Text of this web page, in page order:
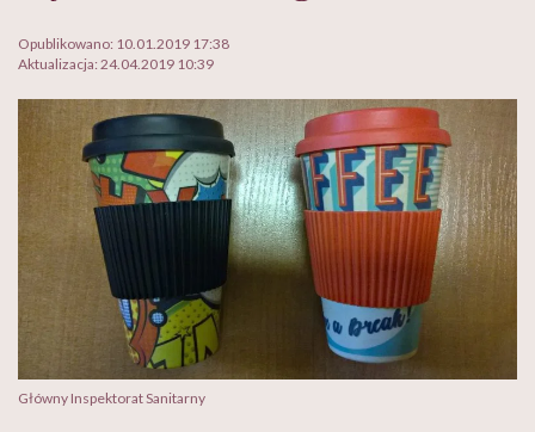
Opublikowano: 10.01.2019 17:38
Aktualizacja: 24.04.2019 10:39
Główny Inspektorat Sanitarny